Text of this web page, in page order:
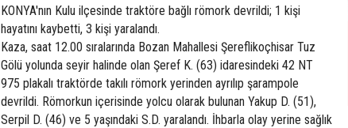
KONYA'nın Kulu ilçesinde traktöre bağlı römork devrildi; 1 kişi
hayatını kaybetti, 3 kişi yaralandı.
Kaza, saat 12.00 sıralarında Bozan Mahallesi Şereflikoçhisar Tuz
Gölü yolunda seyir halinde olan Şeref K. (63) idaresindeki 42 NT
975 plakalı traktörde takılı römork yerinden ayrılıp şarampole
devrildi. Römorkun içerisinde yolcu olarak bulunan Yakup D. (51),
Serpil D. (46) ve 5 yaşındaki S.D. yaralandı. İhbarla olay yerine sağlık